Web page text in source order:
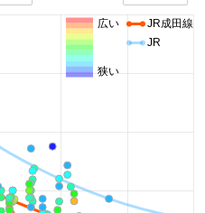
JR成田線
JR
広い
狭い